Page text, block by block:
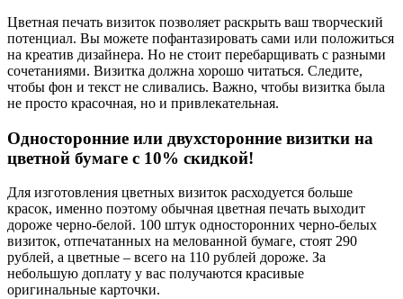
Цветная печать визиток позволяет раскрыть ваш творческий
потенциал. Вы можете пофантазировать сами или положиться
на креатив дизайнера. Но не стоит перебарщивать с разными
сочетаниями. Визитка должна хорошо читаться. Следите,
чтобы фон и текст не сливались. Важно, чтобы визитка была
не просто красочная, но и привлекательная.
Односторонние или двухсторонние визитки на
цветной бумаге с 10% скидкой!
Для изготовления цветных визиток расходуется больше
красок, именно поэтому обычная цветная печать выходит
дороже черно-белой. 100 штук односторонних черно-белых
визиток, отпечатанных на мелованной бумаге, стоят 290
рублей, а цветные – всего на 110 рублей дороже. За
небольшую доплату у вас получаются красивые
оригинальные карточки.